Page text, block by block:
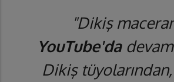
"Dikiş
YouTube'da
Dikiş